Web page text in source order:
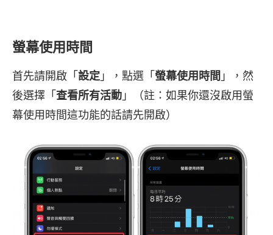
螢幕使用時間
首先請開啟「 設定 」，點選「 螢幕使用時間 」，然
後選擇「 查看所有活動 」（註：如果你還沒啟用螢
幕使用時間這功能的話請先開啟）